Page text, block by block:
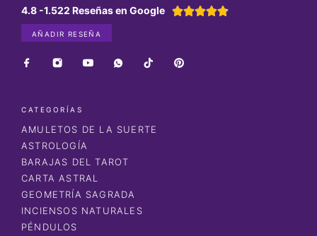
4.8 -1.522 Reseñas en Google 
AÑADIR RESEÑA
CATEGORÍAS
AMULETOS DE LA SUERTE
ASTROLOGÍA
BARAJAS DEL TAROT
CARTA ASTRAL
GEOMETRÍA SAGRADA
INCIENSOS NATURALES
PÉNDULOS